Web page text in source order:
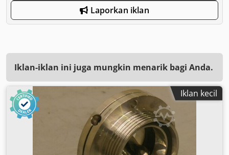
Laporkan iklan
Iklan-iklan ini juga mungkin menarik bagi Anda.
Iklan kecil